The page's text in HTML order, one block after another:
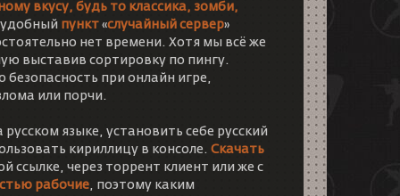
вкусу, будь то классика, зомби,
пункт «случайный сервер»
нет времени. Хотя мы всё же
выставив сортировку по пингу.
при онлайн игре,
или порчи.
языке, установить себе русский
кириллицу в консоле. Скачать
ссылке, через торрент клиент или же с
рабочие, поэтому каким